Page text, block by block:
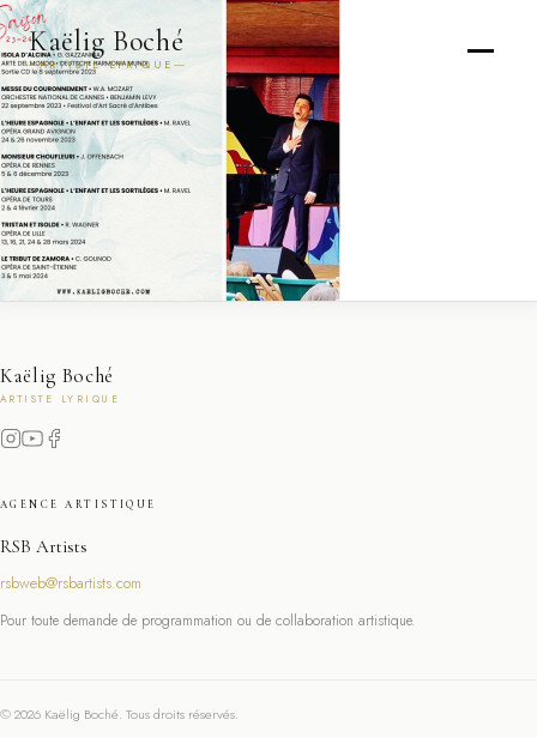
Kaëlig Boché
ARTISTE LYRIQUE
Kaëlig Boché
ARTISTE LYRIQUE
AGENCE ARTISTIQUE
RSB Artists
rsbweb@rsbartists.com
Pour toute demande de programmation ou de collaboration artistique.
© 2026 Kaëlig Boché. Tous droits réservés.